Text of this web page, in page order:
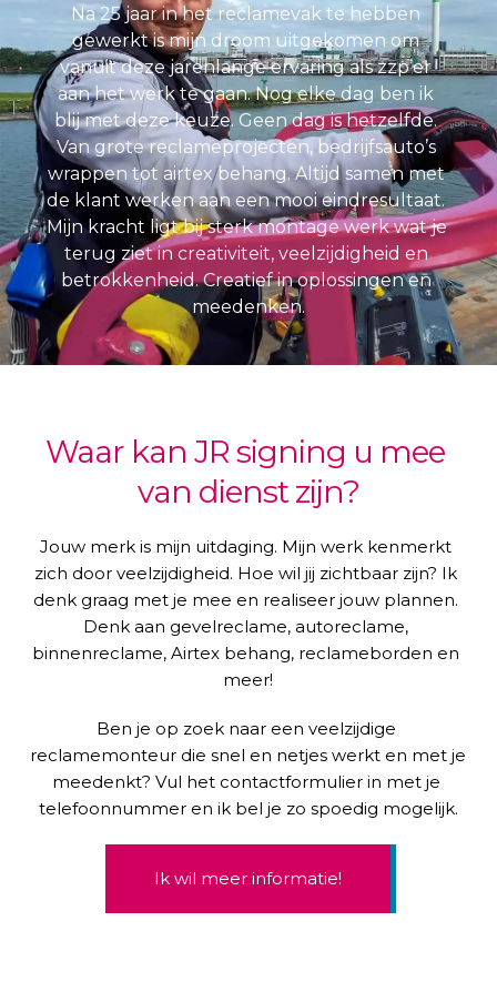
Na 25 jaar in het reclamevak te hebben
gewerkt is mijn droom uitgekomen om
vanuit deze jarenlange ervaring als zzp’er
aan het werk te gaan. Nog elke dag ben ik
blij met deze keuze. Geen dag is hetzelfde.
Van grote reclameprojecten, bedrijfsauto’s
wrappen tot airtex behang. Altijd samen met
de klant werken aan een mooi eindresultaat.
Mijn kracht ligt bij sterk montage werk wat je
terug ziet in creativiteit, veelzijdigheid
en
betrokkenheid. Creatief in oplossingen en
meedenken.
Waar kan JR signing u mee
van dienst zijn?
Jouw merk is mijn uitdaging. Mijn werk kenmerkt
zich door veelzijdigheid. Hoe wil jij zichtbaar zijn? Ik
denk graag met je mee en realiseer jouw plannen.
Denk aan gevelreclame, autoreclame,
binnenreclame, Airtex behang, reclameborden en
meer!
Ben je op zoek naar een veelzijdige
reclamemonteur die snel en netjes werkt en met je
meedenkt? Vul het contactformulier in met je
telefoonnummer en ik bel je zo spoedig mogelijk.
Ik wil meer informatie!